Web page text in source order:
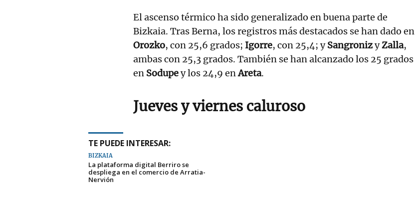
El ascenso térmico ha sido generalizado en buena parte de
Bizkaia. Tras Berna, los registros más destacados se han dado en
Orozko, con 25,6 grados; Igorre, con 25,4; ySangronizyZalla,
ambas con 25,3 grados. También se han alcanzado los 25 grados
en Sodupey los 24,9 enAreta.
Jueves y viernes caluroso
TE PUEDE INTERESAR:
BIZKAIA
La plataforma digital Berriro se
despliega en el comercio de Arratia-
Nervión